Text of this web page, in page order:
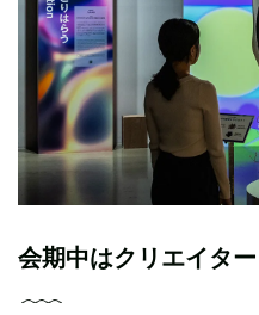
会期中はクリエイタ